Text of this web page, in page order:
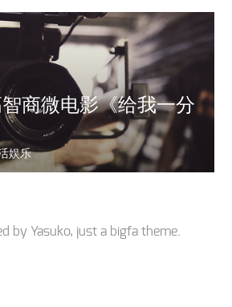
商微电影《给我一分
娱乐
by Yasuko, just a bigfa theme.